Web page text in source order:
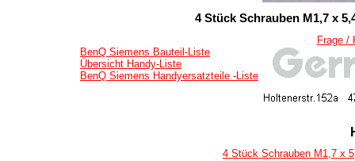
4 Stück Schrauben M1,7 x
Frage /
BenQ Siemens Bauteil-Liste
Übersicht Handy-Liste
BenQ Siemens Handyersatzteile -Liste
4 Stück Schrauben M1,7 x